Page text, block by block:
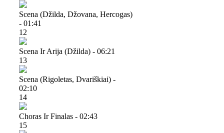
Scena (džilda, Džovana, Hercogas)
- 01:41
12
Scena Ir Arija (džilda) - 06:21
13
Scena (rigoletas, Dvariškiai) -
02:10
14
Choras Ir Finalas - 02:43
15